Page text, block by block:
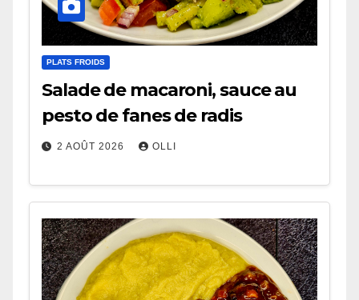
PLATS FROIDS
Salade de macaroni, sauce au
pesto de fanes de radis
2 AOÛT 2026 OLLI